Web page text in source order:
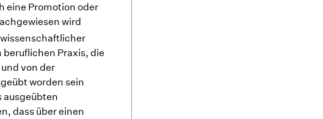
eine Promotion oder
wird
Praxis, die
von der
worden sein
ausgeübten
dass über einen